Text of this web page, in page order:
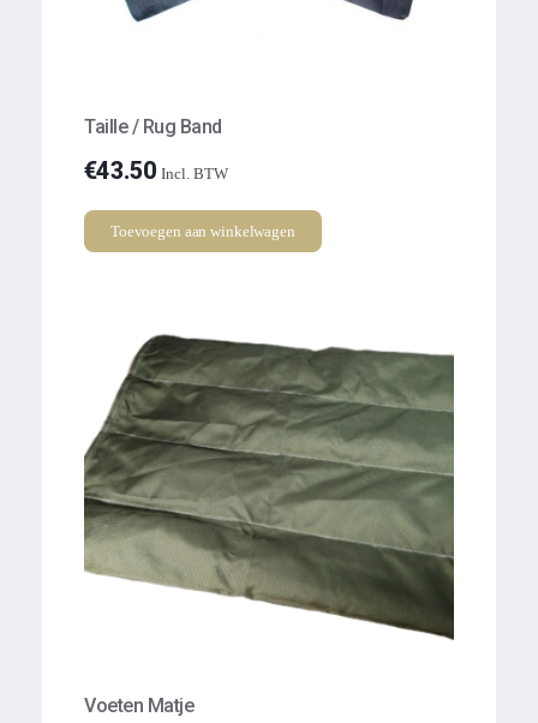
Taille / Rug Band
€43.50 Incl. BTW
Toevoegen aan winkelwagen
Voeten Matje